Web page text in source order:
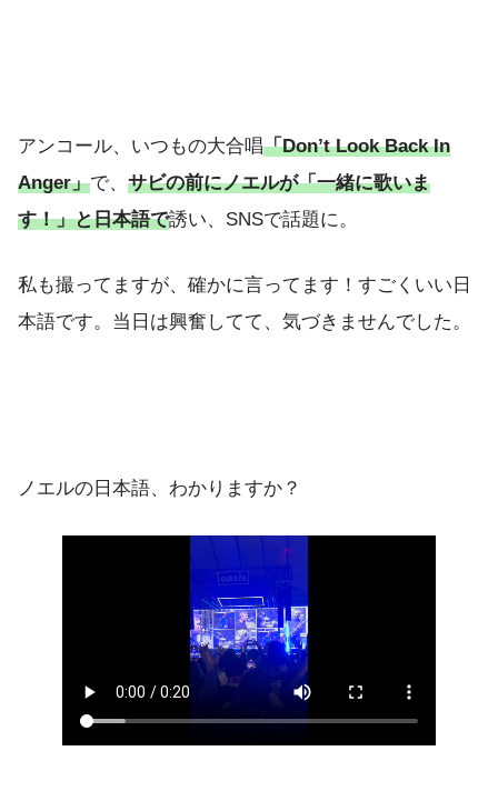
アンコール、いつもの大合唱「Don’t Look Back In
Anger」で、 サビの前にノエルが「一緒に歌いま
す！」と日本語で誘い、SNSで話題に。
私も撮ってますが、確かに言ってます！すごくいい日
本語です。当日は興奮してて、気づきませんでした。
ノエルの日本語、わかりますか？